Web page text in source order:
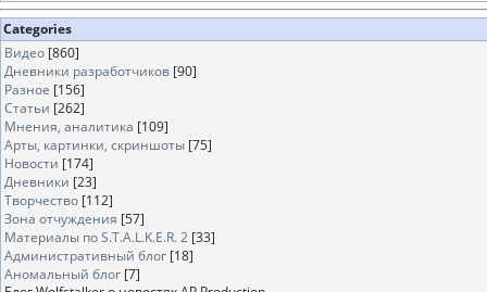
Categories
Видео [860]
Дневники разработчиков [90]
Разное [156]
Статьи [262]
Мнения, аналитика [109]
Арты, картинки, скриншоты [75]
Новости [174]
Дневники [23]
Творчество [112]
Зона отчуждения [57]
Материалы по S.T.A.L.K.E.R. 2 [33]
Административный блог [18]
Аномальный блог [7]